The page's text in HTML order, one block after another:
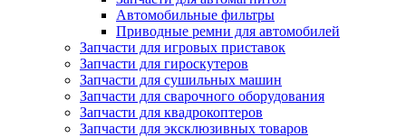
Автомобильные фильтры
Приводные ремни для автомобилей
Запчасти для игровых приставок
Запчасти для гироскутеров
Запчасти для сушильных машин
Запчасти для сварочного оборудования
Запчасти для квадрокоптеров
Запчасти для эксклюзивных товаров